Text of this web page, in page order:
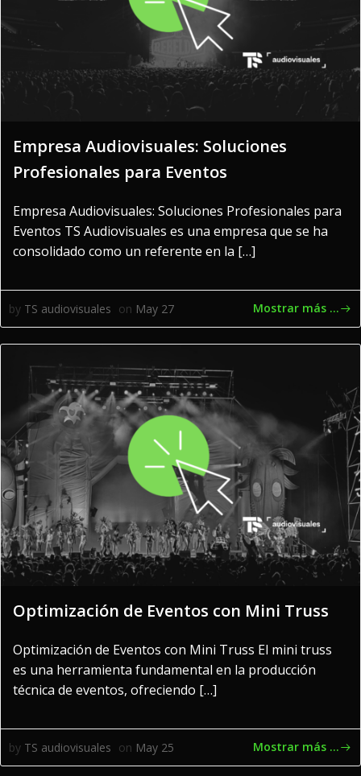
Empresa Audiovisuales: Soluciones
Profesionales para Eventos
Empresa Audiovisuales: Soluciones Profesionales para
Eventos TS Audiovisuales es una empresa que se ha
consolidado como un referente en la […]
by TS audiovisuales on May 27 Mostrar más ...
Optimización de Eventos con Mini Truss
Optimización de Eventos con Mini Truss El mini truss
es una herramienta fundamental en la producción
técnica de eventos, ofreciendo […]
by TS audiovisuales on May 25 Mostrar más ...